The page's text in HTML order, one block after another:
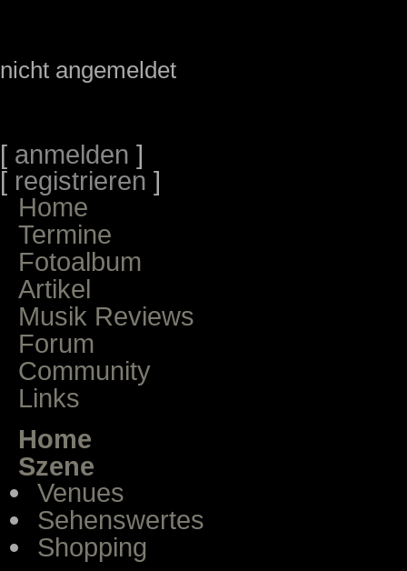
nicht angemeldet
[ anmelden ]
[ registrieren ]
Home
Termine
Fotoalbum
Artikel
Musik Reviews
Forum
Community
Links
Home
Szene
Venues
Sehenswertes
Shopping